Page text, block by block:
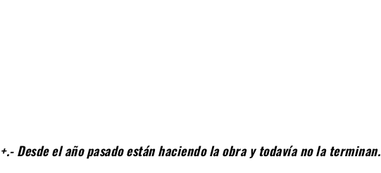
+.- Desde el año pasado están haciendo la obra y todavía no la terminan.